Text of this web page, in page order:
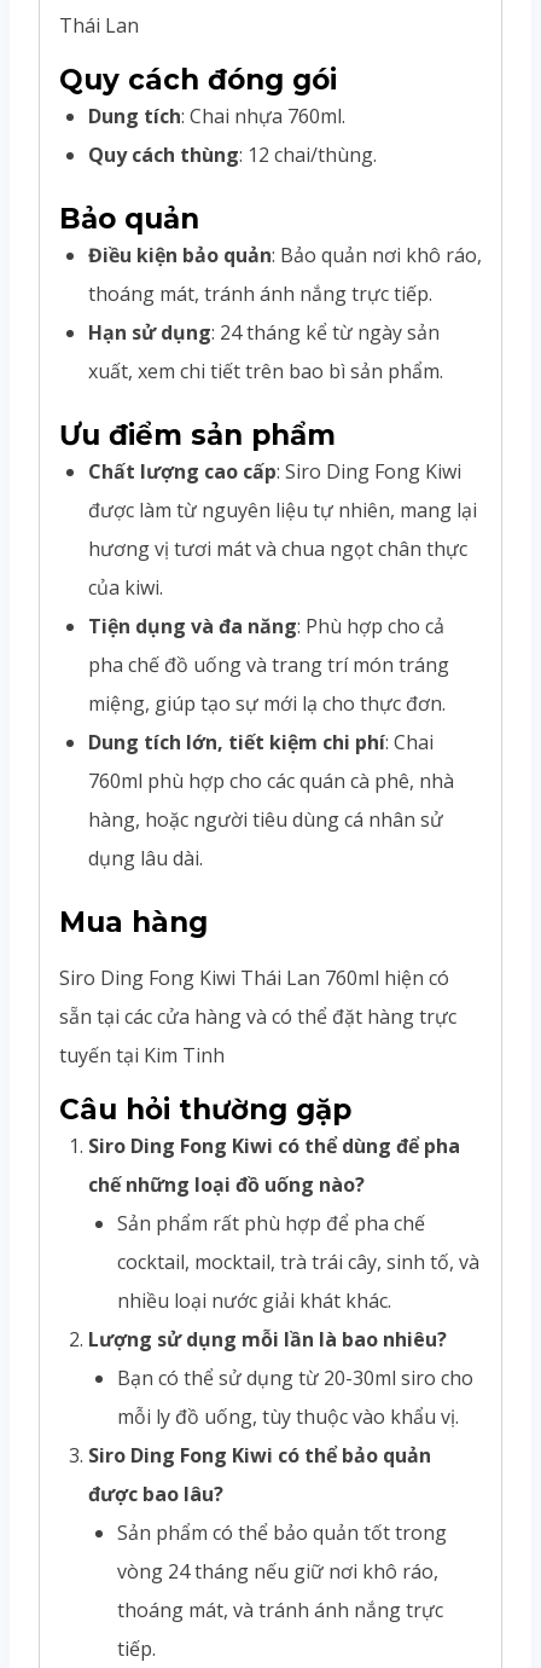
Thái Lan
Quy cách đóng gói
Dung tích: Chai nhựa 760ml.
Quy cách thùng: 12 chai/thùng.
Bảo quản
Điều kiện bảo quản: Bảo quản nơi khô ráo,
thoáng mát, tránh ánh nắng trực tiếp.
Hạn sử dụng: 24 tháng kể từ ngày sản
xuất, xem chi tiết trên bao bì sản phẩm.
Ưu điểm sản phẩm
Chất lượng cao cấp: Siro Ding Fong Kiwi
được làm từ nguyên liệu tự nhiên, mang lại
hương vị tươi mát và chua ngọt chân thực
của kiwi.
Tiện dụng và đa năng: Phù hợp cho cả
pha chế đồ uống và trang trí món tráng
miệng, giúp tạo sự mới lạ cho thực đơn.
Dung tích lớn, tiết kiệm chi phí: Chai
760ml phù hợp cho các quán cà phê, nhà
hàng, hoặc người tiêu dùng cá nhân sử
dụng lâu dài.
Mua hàng
Siro Ding Fong Kiwi Thái Lan 760ml hiện có
sẵn tại các cửa hàng và có thể đặt hàng trực
tuyến tại Kim Tinh
Câu hỏi thường gặp
Siro Ding Fong Kiwi có thể dùng để pha
chế những loại đồ uống nào?
Sản phẩm rất phù hợp để pha chế
cocktail, mocktail, trà trái cây, sinh tố, và
nhiều loại nước giải khát khác.
Lượng sử dụng mỗi lần là bao nhiêu?
Bạn có thể sử dụng từ 20-30ml siro cho
mỗi ly đồ uống, tùy thuộc vào khẩu vị.
Siro Ding Fong Kiwi có thể bảo quản
được bao lâu?
Sản phẩm có thể bảo quản tốt trong
vòng 24 tháng nếu giữ nơi khô ráo,
thoáng mát, và tránh ánh nắng trực
tiếp.